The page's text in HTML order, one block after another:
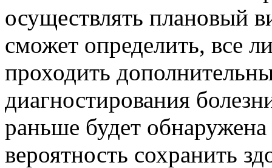
осуществлять плановый
сможет определить, все
проходить
диагностирования
раньше будет
вероятность сохранить